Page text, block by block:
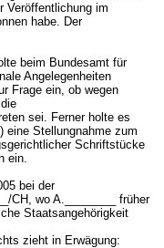
Veröffentlichung im
habe. Der
beim Bundesamt für
Angelegenheiten
Frage ein, ob wegen
sei. Ferner holte es
eine Stellungnahme zum
Schriftstücke
ein.
bei der
CH, wo A.________ früher
Staatsangehörigkeit
zieht in Erwägung: